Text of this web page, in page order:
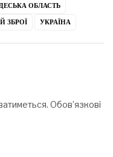
ОБЛАСТЬ
ЗБРОЇ
УКРАЇНА
Обов’язкові